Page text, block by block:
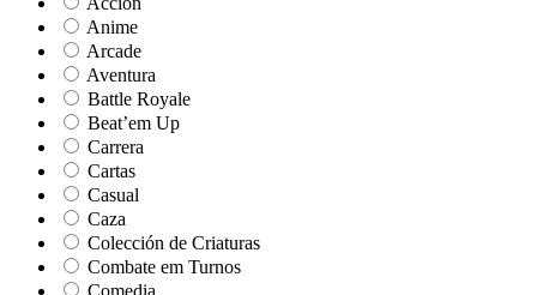
Anime
Arcade
Aventura
Battle Royale
Beat’em Up
Carrera
Cartas
Casual
Caza
Colección de Criaturas
Combate em Turnos